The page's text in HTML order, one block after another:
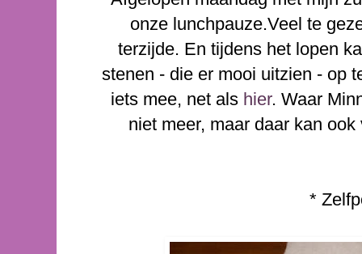
onze lunchpauze.Veel te
terzijde. En tijdens het lopen
stenen - die er mooi uitzien - op
iets mee, net als hier. Waar
niet meer, maar daar kan
*